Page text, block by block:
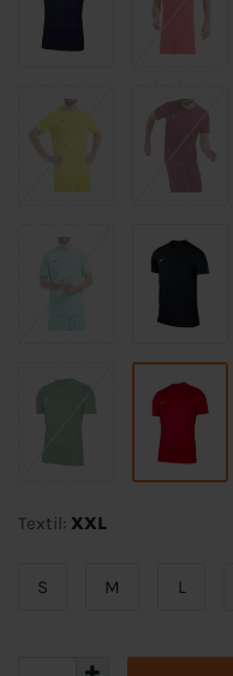
Textil: XXL
S M L